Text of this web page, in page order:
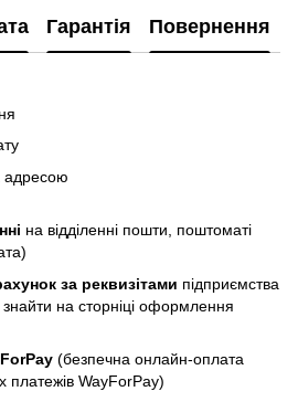
Гарантія Повернення
адресою
на відділенні пошти, поштоматі
за реквизітами підприємства
на сторніці оформлення
(безпечна онлайн-оплата
платежів WayForPay)